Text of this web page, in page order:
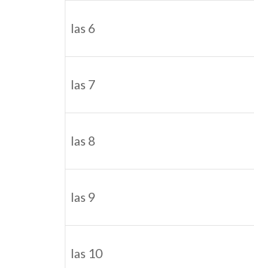
las 6
las 7
las 8
las 9
las 10